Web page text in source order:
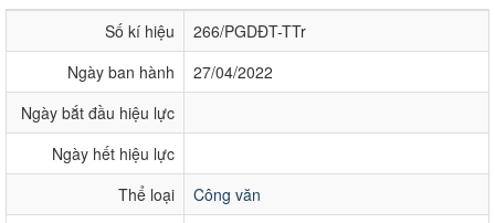
Số kí hiệu
266/PGDĐT-TTr
Ngày ban hành
27/04/2022
Ngày bắt đầu hiệu lực
Ngày hết hiệu lực
Thể loại
Công văn